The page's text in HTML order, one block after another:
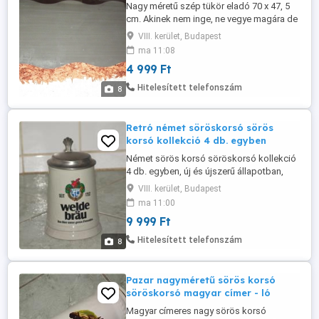
8
Nagy méretű szép tükör eladó 70 x 47, 5
cm. Akinek nem inge, ne vegye magára de
"imádom" azokat akik: - "Nem látják" a
leírást, a méreteket és a képeket sem... ?! -
Saját maguk által megadott időpontot
sem tartják be - Feleslegesen rabolják az
időmet "Csak" korrekt vagyok de nem
VIII. kerület, Budapest
ma 11:08
4 999 Ft
Hitelesített telefonszám
8
Retró német söröskorsó sörös
korsó kollekció 4 db. egyben
Német sörös korsó söröskorsó kollekció
4 db. egyben, új és újszerű állapotban,
félliteresek. Alku nincs!!! Akinek nem inge,
ne vegye magára de "imádom" azokat
akik: - "Nem látják" a leírást, a méreteket
és a képeket sem... ?! - Saját maguk által
megadott időpontot sem tartják be -
VIII. kerület, Budapest
ma 11:00
9 999 Ft
Hitelesített telefonszám
Pazar nagyméretű sörös korsó
söröskorsó magyar címer - ló
Magyar címeres nagy sörös korsó